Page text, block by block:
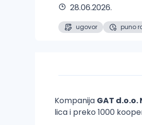
28.06.2026.
ugovor puno
Kompanija GAT d.o.o.
lica i preko 1000